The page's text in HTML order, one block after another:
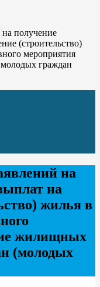
получение
(строительство)
мероприятия
граждан
на
на
жилья в
жилищных
(молодых